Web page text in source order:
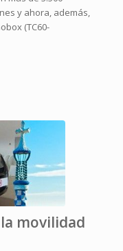
y ahora, además,
(TC60-
movilidad